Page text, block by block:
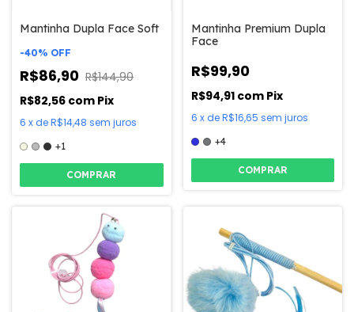
Mantinha Dupla Face Soft
-40% OFF
R$86,90 R$144,90
R$82,56 com Pix
6 x deR$14,48 sem juros
+1
COMPRAR
Mantinha Premium Dupla
Face
R$99,90
R$94,91 com Pix
6 x deR$16,65 sem juros
+4
COMPRAR